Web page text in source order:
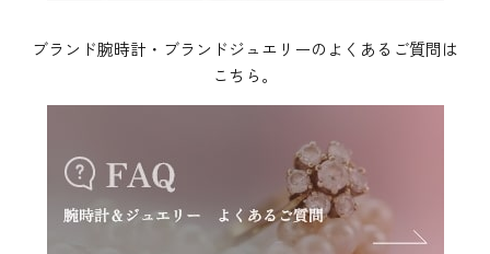
ブランド腕時計・ブランドジュエリーのよくあるご質問は
こちら。